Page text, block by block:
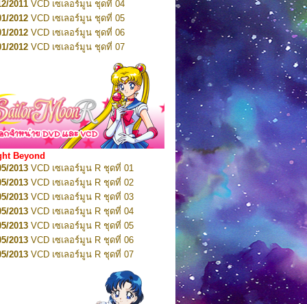
2016 DVD เซเลอร์มูน คริสตัล VOL.6
2016DVD เซเลอร์มูน คริสตัล VOL.7
2016DVD เซเลอร์มูน คริสตัล VOL.8
2017 DVD เซเลอร์มูน คริสตัล Box-Set
2011 VCD เซเลอร์มูน ชุดที่ 04
2012 VCD เซเลอร์มูน ชุดที่ 05
2012 VCD เซเลอร์มูน ชุดที่ 06
2012 VCD เซเลอร์มูน ชุดที่ 07
VCD เซเลอร์มูน ชุดที่ 08
VCD เซเลอร์มูน ชุดที่ 09
VCD เซเลอร์มูน ชุดที่ 10
2012VCD เซเลอร์มูน ชุดที่ 11
2012VCD เซเลอร์มูน ชุดที่ 12
2012VCD เซเลอร์มูน ชุดที่ 13
2012VCD เซเลอร์มูน ชุดที่ 14
2012 VCD เซเลอร์มูน ชุดที่ 15
VCD เซเลอร์มูน ชุดที่ 16
VCD เซเลอร์มูน ชุดที่ 17
VCD เซเลอร์มูน ชุดที่ 18
VCD เซเลอร์มูน ชุดที่ 19
VCD เซเลอร์มูน ชุดที่ 20
VCD เซเลอร์มูน ชุดที่ 21
VCD เซเลอร์มูน ชุดที่ 22
VCD เซเลอร์มูน ชุดที่ 23
DVD เซเลอร์มูน ชุดที่ 01
Beyond
2013 VCD เซเลอร์มูน R ชุดที่ 01
2013 VCD เซเลอร์มูน R ชุดที่ 02
2013 VCD เซเลอร์มูน R ชุดที่ 03
2013 VCD เซเลอร์มูน R ชุดที่ 04
2013 VCD เซเลอร์มูน R ชุดที่ 05
2013 VCD เซเลอร์มูน R ชุดที่ 06
2013 VCD เซเลอร์มูน R ชุดที่ 07
VCD เซเลอร์มูน R ชุดที่ 08
VCD เซเลอร์มูน R ชุดที่ 09
VCD เซเลอร์มูน R ชุดที่ 10